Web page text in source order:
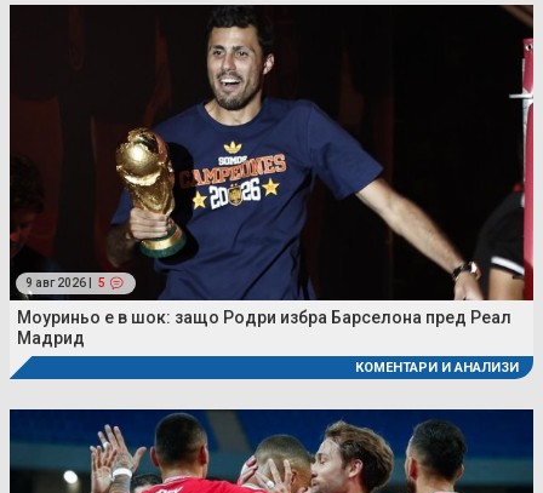
9 авг 2026 | 5
Моуриньо е в шок: защо Родри избра Барселона пред Реал
Мадрид
КОМЕНТАРИ И АНАЛИЗИ